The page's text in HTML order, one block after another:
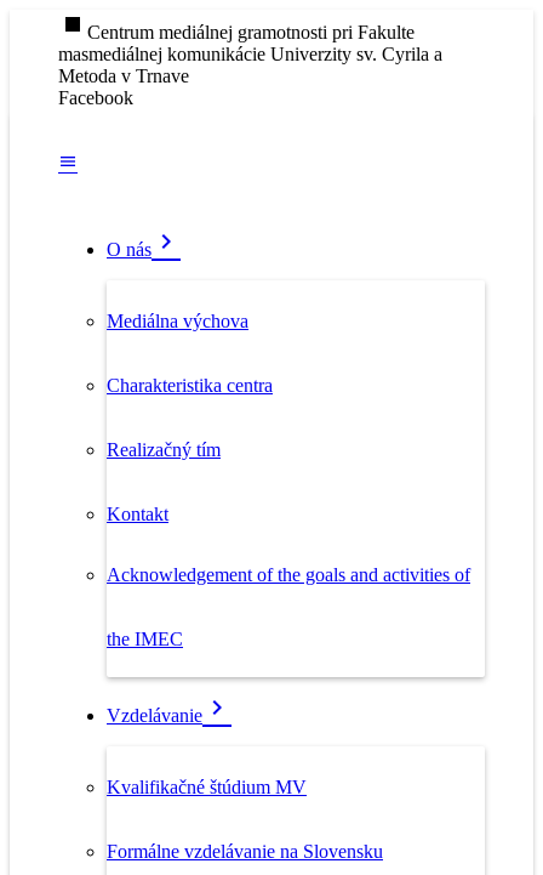
stop Centrum mediálnej gramotnosti pri Fakulte
masmediálnej komunikácie Univerzity sv. Cyrila a
Metoda v Trnave
Facebook
O nás
Mediálna výchova
Charakteristika centra
Realizačný tím
Kontakt
Acknowledgement of the goals and activities of
the IMEC
Vzdelávanie
Kvalifikačné štúdium MV
Formálne vzdelávanie na Slovensku